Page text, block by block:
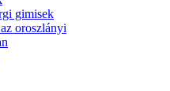
gimisek
oroszlányi